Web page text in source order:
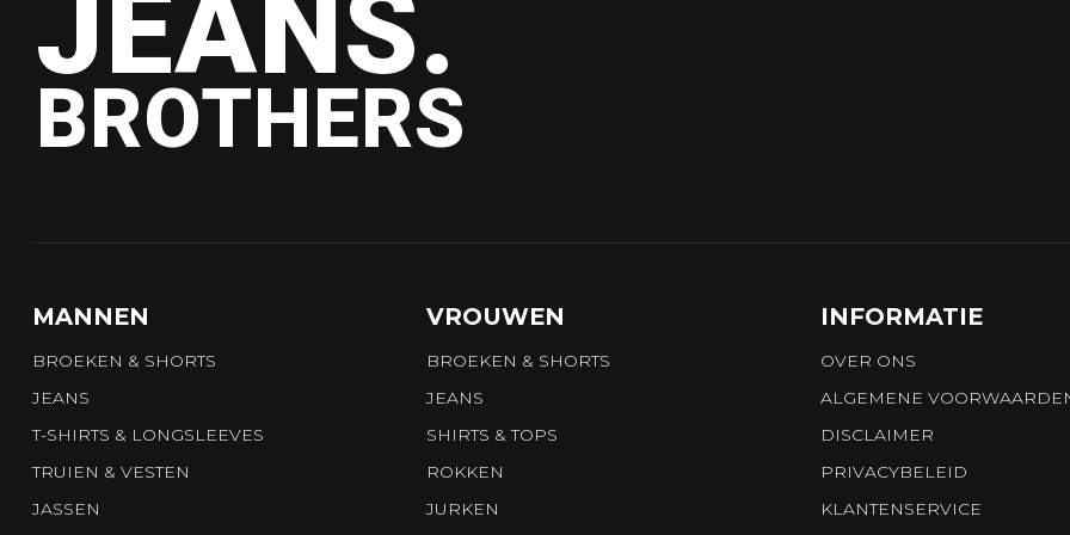
BROTHERS
MANNEN
BROEKEN & SHORTS
JEANS
T-SHIRTS & LONGSLEEVES
TRUIEN & VESTEN
JASSEN
VROUWEN
BROEKEN & SHORTS
JEANS
SHIRTS & TOPS
ROKKEN
JURKEN
INFORMATIE
OVER ONS
ALGEMENE
DISCLAIMER
PRIVACYBELEID
KLANTENSERVICE